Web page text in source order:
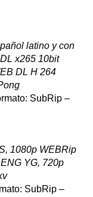
latino y con
x265 10bit
DL H 264
SubRip –
1080p WEBRip
YG, 720p
SubRip –